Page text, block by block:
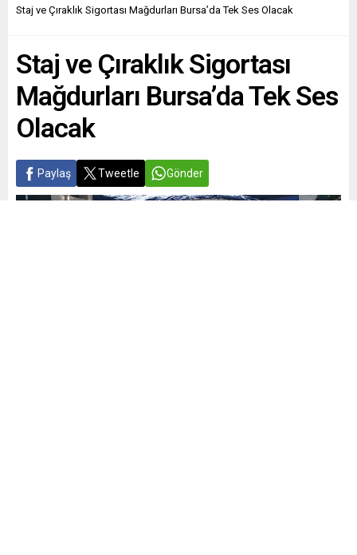
Staj ve Çıraklık Sigortası Mağdurları Bursa’da Tek Ses Olacak
Staj ve Çıraklık Sigortası
Mağdurları Bursa’da Tek Ses
Olacak
Paylaş Tweetle Gönder